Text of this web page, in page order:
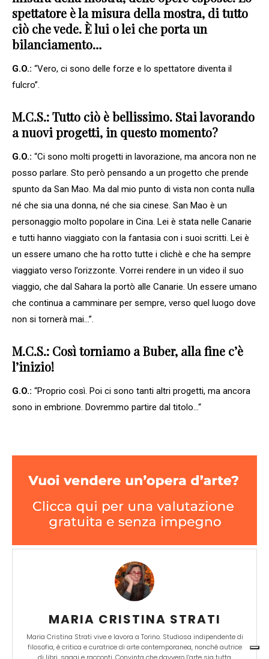
spettatore è la misura della mostra, di tutto
ciò che vede. È lui o lei che porta un
bilanciamento…
G.O.: “Vero, ci sono delle forze e lo spettatore diventa il
fulcro”.
M.C.S.: Tutto ciò è bellissimo. Stai lavorando
a nuovi progetti, in questo momento?
G.O.: “Ci sono molti progetti in lavorazione, ma ancora non ne
posso parlare. Sto però pensando a un progetto che prende
spunto da San Mao. Ma dal mio punto di vista non conta nulla
né che sia una donna, né che sia cinese. San Mao è un
personaggio molto popolare in Cina. Lei è stata nelle Canarie
e tutti hanno viaggiato con la fantasia con i suoi scritti. Lei è
un essere umano che ha rotto tutte i clichè e che ha sempre
viaggiato verso l’orizzonte. Vorrei rendere in un video il suo
viaggio, che dal Sahara la portò alle Canarie. Un essere umano
che continua a camminare per sempre, verso quel luogo dove
non si tornerà mai…”.
M.C.S.: Così torniamo a Buber, alla fine c’è
l’inizio!
G.O.: “Proprio così. Poi ci sono tanti altri progetti, ma ancora
sono in embrione. Dovremmo partire dal titolo…“
MARIA CRISTINA STRATI
Maria Cristina Strati vive e lavora a Torino. Studiosa indipendente di
filosofia, è critica e curatrice di arte contemporanea, nonché autrice
di libri, saggi e racconti. Convinta che davvero l’arte sia tutta